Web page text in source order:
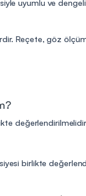
Reçete, göz
birlikte